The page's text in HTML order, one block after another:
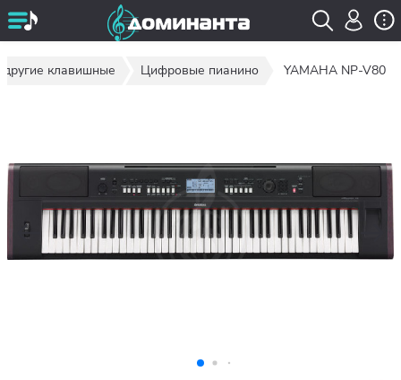
клавишные Цифровые пианино YAMAHA NP-V80